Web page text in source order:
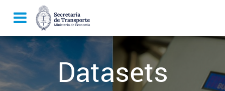
Datasets